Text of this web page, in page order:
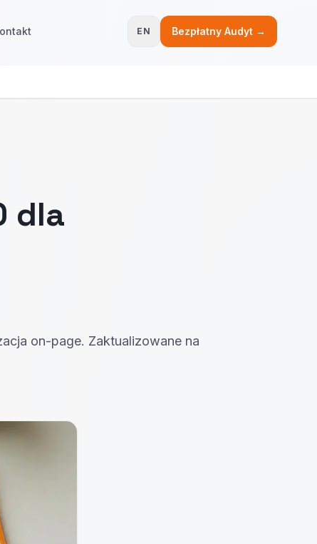
EN Bezpłatny Audyt →
dla
on-page. Zaktualizowane na